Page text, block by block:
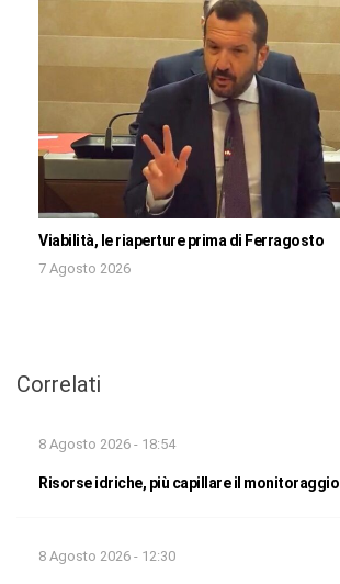
Viabilità, le riaperture prima di Ferragosto
7 Agosto 2026
Correlati
8 Agosto 2026 - 18:54
Risorse idriche, più capillare il monitoraggio
8 Agosto 2026 - 12:30